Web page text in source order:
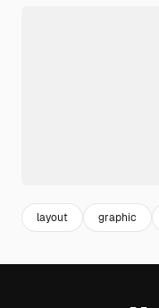
layout graphic